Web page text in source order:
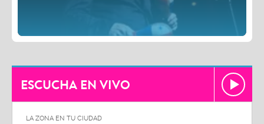
ESCUCHA EN VIVO
LA ZONA EN TU CIUDAD